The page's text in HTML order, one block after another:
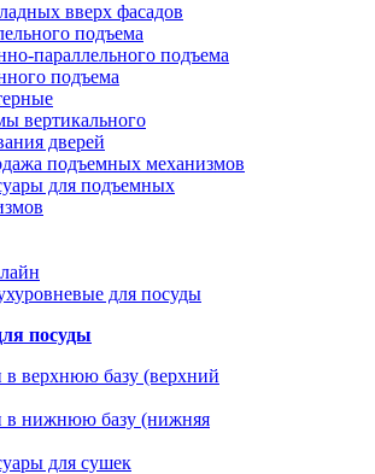
вверх фасадов
подъема
параллельного подъема
подъема
вертикального
дверей
подъемных механизмов
для подъемных
посуды
верхнюю базу (верхний
нижнюю базу (нижняя
для сушек